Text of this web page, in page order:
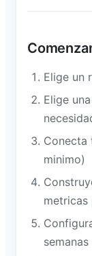
Elige un
Elige
Conecta
minimo)
metricas
semanas